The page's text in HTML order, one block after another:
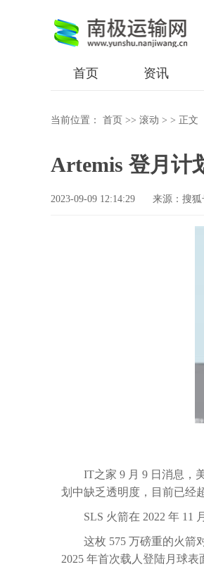
首页 资讯
当前位置： 首页 >> 滚动 > > 正文
Artemis 登月计
2023-09-09 12:14:29 来源：搜
IT之家 9 月 9 日消息，
划中缺乏透明度， 目前已经
SLS 火箭在 2022 年 11
这枚 575 万磅重的火箭
2025 年首次载人登陆月球表